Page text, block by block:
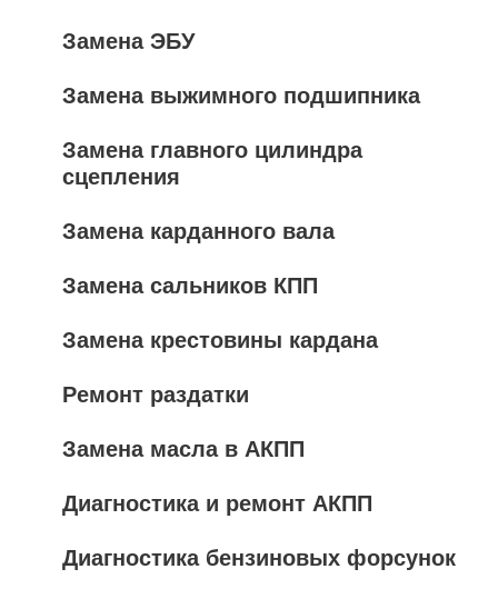
Замена ЭБУ
Замена выжимного подшипника
Замена главного цилиндра
сцепления
Замена карданного вала
Замена сальников КПП
Замена крестовины кардана
Ремонт раздатки
Замена масла в АКПП
Диагностика и ремонт АКПП
Диагностика бензиновых форсунок